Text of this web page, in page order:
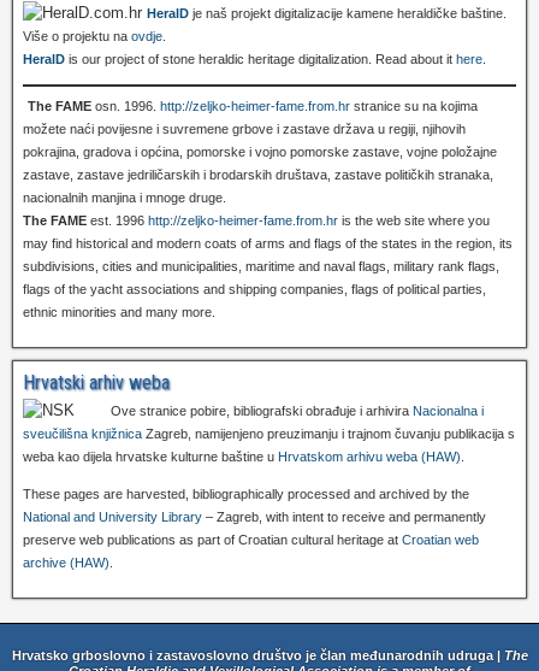
HeralD je naš projekt digitalizacije kamene heraldičke baštine.
Više o projektu na ovdje
HeralD is our project of stone heraldic heritage digitalization. Read about it here
The FAME osn. 1996. http://zeljko-heimer-fame.from.hr stranice su na kojima
možete naći povijesne i suvremene grbove i zastave država u regiji, njihovih
pokrajina, gradova i općina, pomorske i vojno pomorske zastave, vojne položajne
zastave, zastave jedriličarskih i brodarskih društava, zastave političkih stranaka,
nacionalnih manjina i mnoge druge.
The FAME est. 1996 http://zeljko-heimer-fame.from.hr is the web site where you
may find historical and modern coats of arms and flags of the states in the region, its
subdivisions, cities and municipalities, maritime and naval flags, military rank flags,
flags of the yacht associations and shipping companies, flags of political parties,
ethnic minorities and many more.
Hrvatski arhiv weba
Ove stranice pobire, bibliografski obrađuje i arhivira Nacionalna i
sveučilišna knjižnica Zagreb, namijenjeno preuzimanju i trajnom čuvanju publikacija s
weba kao dijela hrvatske kulturne baštine u Hrvatskom arhivu weba (HAW).
These pages are harvested, bibliographically processed and archived by the
National and University Library – Zagreb, with intent to receive and permanently
preserve web publications as part of Croatian cultural heritage at Croatian web
archive (HAW).
Hrvatsko grboslovno i zastavoslovno društvo je član međunarodnih udruga |
The